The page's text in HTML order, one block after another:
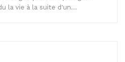
la vie à la suite d'un…